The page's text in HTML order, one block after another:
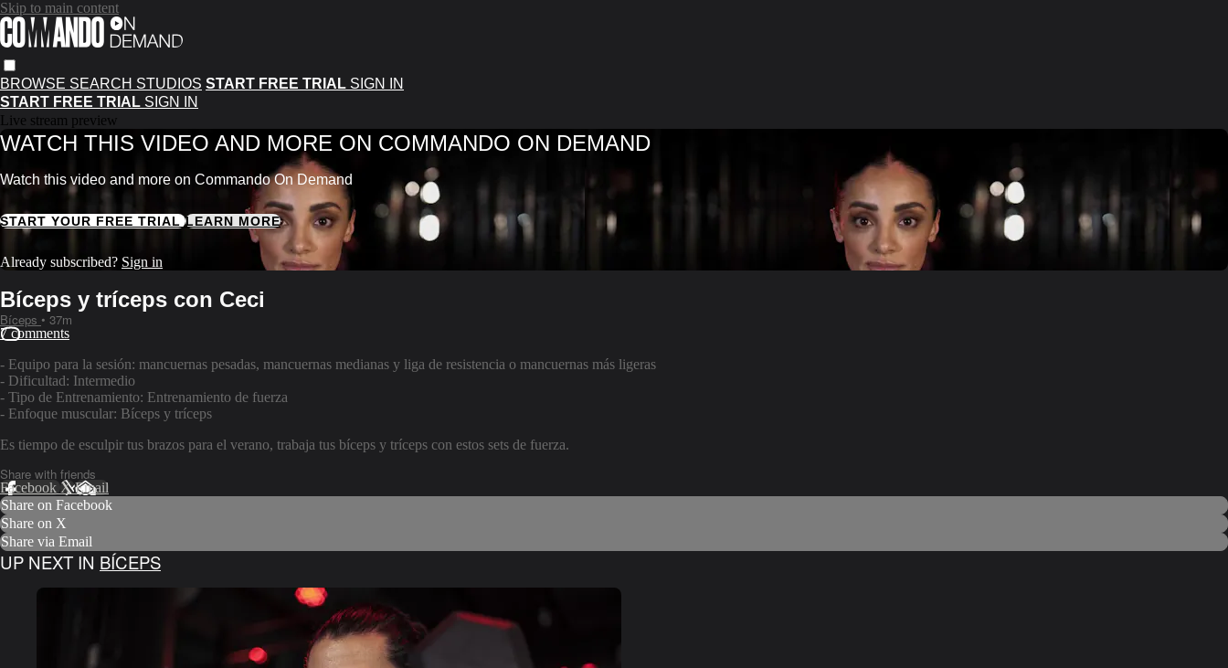
Skip to main content
BROWSE SEARCH STUDIOS START FREE TRIAL SIGN IN
START FREE TRIAL SIGN IN
Live stream preview
WATCH THIS VIDEO AND MORE ON COMMANDO ON DEMAND
Watch this video and more on Commando On Demand
START YOUR FREE TRIALLEARN MORE
Already subscribed? Sign in
Bíceps y tríceps con Ceci
Bíceps • 37m
7 comments
- Equipo para la sesión: mancuernas pesadas, mancuernas medianas y liga de resistencia o mancuernas más ligeras
- Dificultad: Intermedio
- Tipo de Entrenamiento: Entrenamiento de fuerza
- Enfoque muscular: Bíceps y tríceps
Es tiempo de esculpir tus brazos para el verano, trabaja tus bíceps y tríceps con estos sets de fuerza.
Share with friends
Facebook XEmail
Share on Facebook
Share on X
Share via Email
UP NEXT IN BÍCEPS